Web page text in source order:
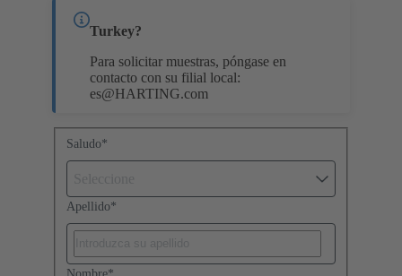
Turkey?
Para solicitar muestras, póngase en
contacto con su filial local:
es@HARTING.com
Saludo*
Apellido*